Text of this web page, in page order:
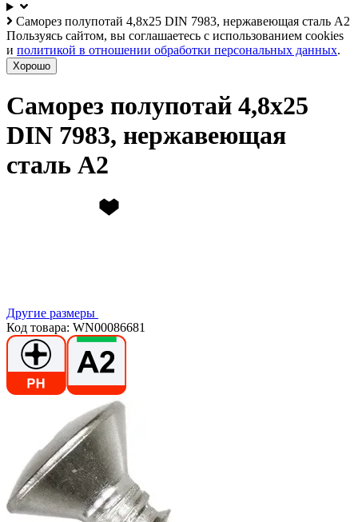
Саморез полупотай 4,8х25 DIN 7983, нержавеющая сталь А2
Пользуясь сайтом, вы соглашаетесь с использованием cookies
и политикой в отношении обработки персональных данных.
Хорошо
Саморез полупотай 4,8х25
DIN 7983, нержавеющая
сталь А2
Другие размеры
Код товара: WN00086681